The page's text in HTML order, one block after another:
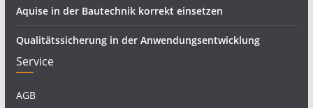
Aquise in der Bautechnik korrekt einsetzen
Qualitätssicherung in der Anwendungsentwicklung
Service
AGB